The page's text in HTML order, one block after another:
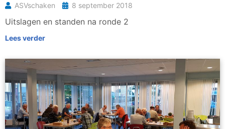
ASVschaken 8 september 2018
Uitslagen en standen na ronde 2
Lees verder